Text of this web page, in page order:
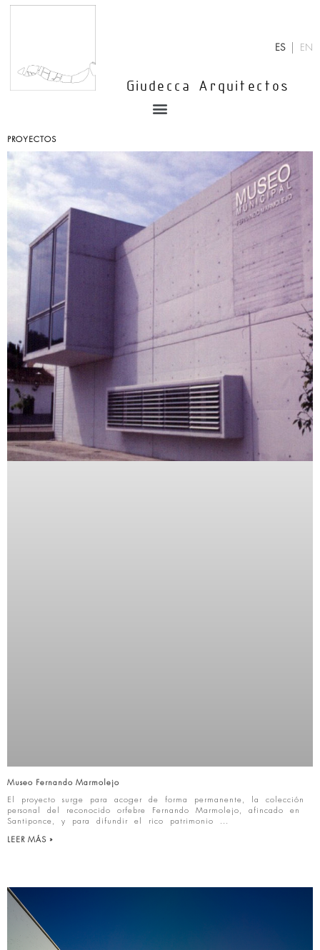
Giudecca Arquitectos
ES EN
Menu
PROYECTOS
Museo Fernando Marmolejo
El proyecto surge para acoger de forma permanente, la colección
personal del reconocido orfebre Fernando Marmolejo, afincado en
Santiponce, y para difundir el rico patrimonio
LEER MÁS »